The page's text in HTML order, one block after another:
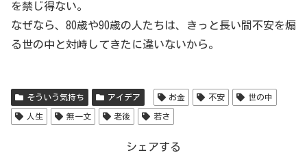
を禁じ得ない。
なぜなら、80歳や90歳の人たちは、きっと長い間不安を煽
る世の中と対峙してきたに違いないから。
そういう気持ち アイデア お金 不安 世の中
人生 無一文 老後 若さ
シェアする